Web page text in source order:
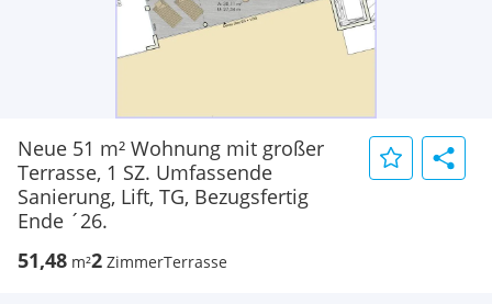
Neue 51 m² Wohnung mit großer
Terrasse, 1 SZ. Umfassende
Sanierung, Lift, TG, Bezugsfertig
Ende ´26.
51,48 m²2 ZimmerTerrasse